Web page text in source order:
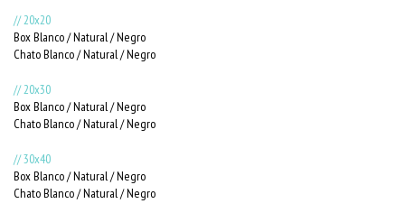
// 20x20
Box Blanco / Natural / Negro
Chato Blanco / Natural / Negro
// 20x30
Box Blanco / Natural / Negro
Chato Blanco / Natural / Negro
// 30x40
Box Blanco / Natural / Negro
Chato Blanco / Natural / Negro